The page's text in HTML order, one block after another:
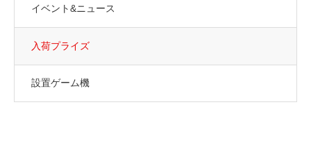
イベント&ニュース
入荷プライズ
設置ゲーム機